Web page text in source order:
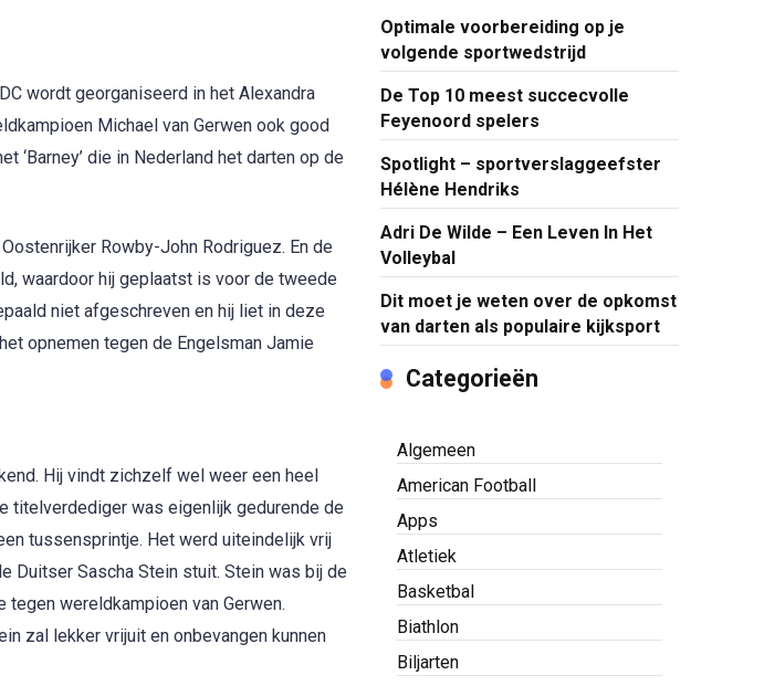
wordt georganiseerd in het Alexandra
Michael van Gerwen ook good
‘Barney’ die in Nederland het darten op de
Rowby-John Rodriguez. En de
waardoor hij geplaatst is voor de tweede
niet afgeschreven en hij liet in deze
opnemen tegen de Engelsman Jamie
Hij vindt zichzelf wel weer een heel
titelverdediger was eigenlijk gedurende de
tussensprintje. Het werd uiteindelijk vrij
Duitser Sascha Stein stuit. Stein was bij de
wereldkampioen van Gerwen.
zal lekker vrijuit en onbevangen kunnen
Optimale voorbereiding op je
volgende sportwedstrijd
De Top 10 meest succecvolle
Feyenoord spelers
Spotlight – sportverslaggeefster
Hélène Hendriks
Adri De Wilde – Een Leven In Het
Volleybal
Dit moet je weten over de opkomst
van darten als populaire kijksport
Categorieën
Algemeen
American Football
Apps
Atletiek
Basketbal
Biathlon
Biljarten